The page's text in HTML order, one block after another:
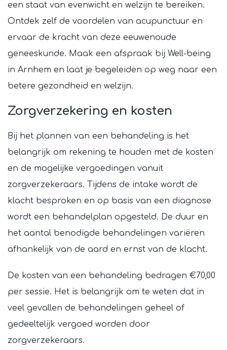
een staat van evenwicht en welzijn te bereiken.
Ontdek zelf de voordelen van acupunctuur en
ervaar de kracht van deze eeuwenoude
geneeskunde. Maak een afspraak bij Well-being
in Arnhem en laat je begeleiden op weg naar een
betere gezondheid en welzijn.
Zorgverzekering en kosten
Bij het plannen van een behandeling is het
belangrijk om rekening te houden met de kosten
en de mogelijke vergoedingen vanuit
zorgverzekeraars. Tijdens de intake wordt de
klacht besproken en op basis van een diagnose
wordt een behandelplan opgesteld. De duur en
het aantal benodigde behandelingen variëren
afhankelijk van de aard en ernst van de klacht.
De kosten van een behandeling bedragen €70,00
per sessie. Het is belangrijk om te weten dat in
veel gevallen de behandelingen geheel of
gedeeltelijk vergoed worden door
zorgverzekeraars.